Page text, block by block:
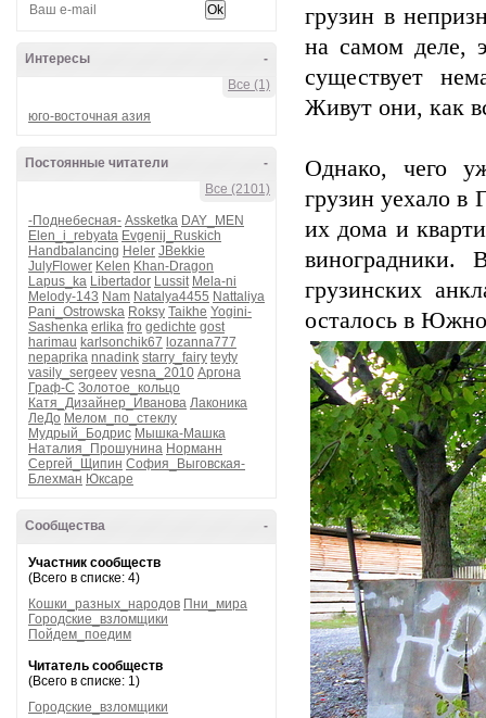
-
Интересы
Все (1)
юго-восточная азия
-
Постоянные читатели
Все (2101)
-Поднебесная- Assketka DAY_MEN
Elen_i_rebyata Evgenij_Ruskich
Handbalancing Heler JBekkie
JulyFlower Kelen Khan-Dragon
Lapus_ka Libertador Lussit Mela-ni
Melody-143 Nam Natalya4455 Nattaliya
Pani_Ostrowska Roksy Taikhe Yogini-
Sashenka erlika fro gedichte gost
harimau karlsonchik67 lozanna777
nepaprika nnadink starry_fairy teyty
vasily_sergeev vesna_2010 Аргона
Граф-С Золотое_кольцо
Катя_Дизайнер_Иванова Лаконика
ЛеДо Мелом_по_стеклу
Мудрый_Бодрис Мышка-Машка
Наталия_Прошунина Норманн
Сергей_Щипин София_Выговская-
Блехман Юксаре
-
Сообщества
Участник сообществ
(Всего в списке: 4)
Кошки_разных_народов Пни_мира
Городские_взломщики
Пойдем_поедим
Читатель сообществ
(Всего в списке: 1)
Городские_взломщики
грузин в
на самом деле,
существует
Живут они, как
Однако, чего
грузин уехало
их дома и
грузинских
осталось в